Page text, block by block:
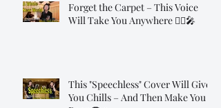
Forget the Carpet – This Voice
Will Take You Anywhere 🧞‍♂️🎤
This "Speechless" Cover Will Give
You Chills – And Then Make You